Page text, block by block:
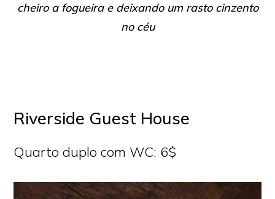
cheiro a fogueira e deixando um rasto cinzento
no céu
Riverside Guest House
Quarto duplo com WC: 6$